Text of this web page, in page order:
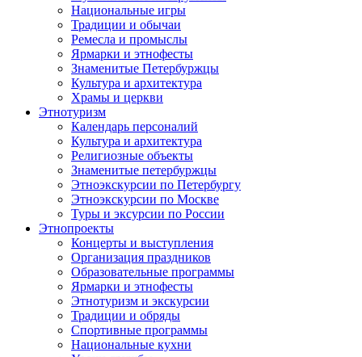
Национальные игры
Традиции и обычаи
Ремесла и промыслы
Ярмарки и этнофесты
Знаменитые Петербуржцы
Культура и архитектура
Храмы и церкви
Этнотуризм
Календарь персоналий
Культура и архитектура
Религиозные объекты
Знаменитые петербуржцы
Этноэкскурсии по Петербургу
Этноэкскурсии по Москве
Туры и эксурсии по России
Этнопроекты
Концерты и выступления
Организация праздников
Образовательные программы
Ярмарки и этнофесты
Этнотуризм и экскурсии
Традиции и обряды
Спортивные программы
Национальные кухни